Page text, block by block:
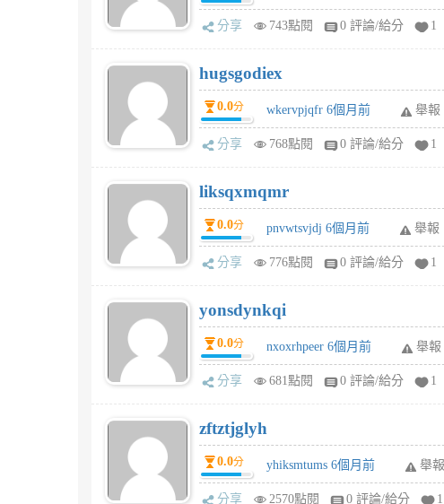
分享 743點閱 0 評論/給分 1
hugsgodiex
0.0分 wkervpjqfr 6個月前 舉報
分享 768點閱 0 評論/給分 1
liksqxmqmr
0.0分 pnvwtsvjdj 6個月前 舉報
分享 776點閱 0 評論/給分 1
yonsdynkqi
0.0分 nxoxrhpeer 6個月前 舉報
分享 681點閱 0 評論/給分 1
zftztjglyh
0.0分 yhiksmtums 6個月前 舉報
分享 2570點閱 0 評論/給分 1